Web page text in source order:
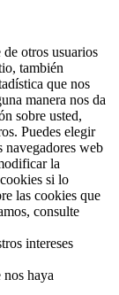
otros usuarios
también
que nos
manera nos da
sobre usted,
Puedes elegir
navegadores web
la
si lo
las cookies que
consulte
intereses
haya